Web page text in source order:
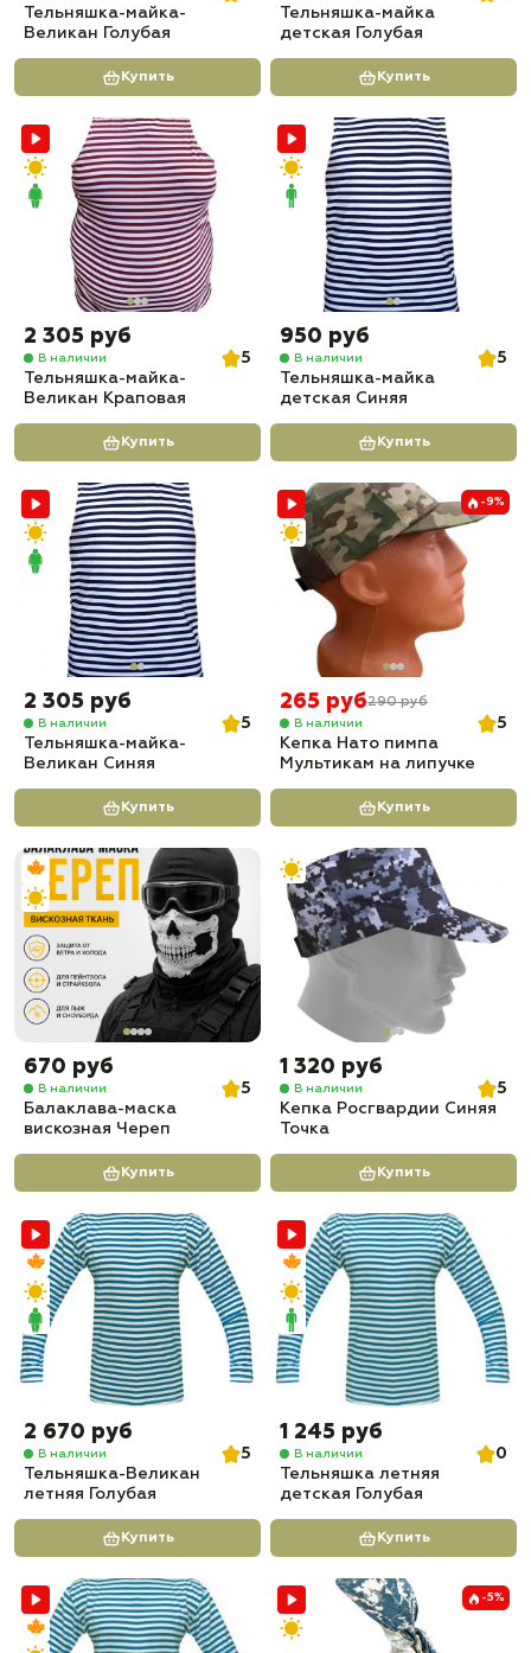
Тельняшка-майка-
Великан Голубая
Купить
Тельняшка-майка
детская Голубая
Купить
2 305 руб
В наличии
5
Тельняшка-майка-
Великан Краповая
Купить
950 руб
В наличии
5
Тельняшка-майка
детская Синяя
Купить
2 305 руб
В наличии
5
Тельняшка-майка-
Великан Синяя
Купить
-9%
265 руб290 руб
В наличии
5
Кепка Нато пимпа
Мультикам на липучке
Купить
670 руб
В наличии
5
Балаклава-маска
вискозная Череп
Купить
1 320 руб
В наличии
5
Кепка Росгвардии Синяя
Точка
Купить
2 670 руб
В наличии
5
Тельняшка-Великан
летняя Голубая
Купить
1 245 руб
В наличии
0
Тельняшка летняя
детская Голубая
Купить
-5%